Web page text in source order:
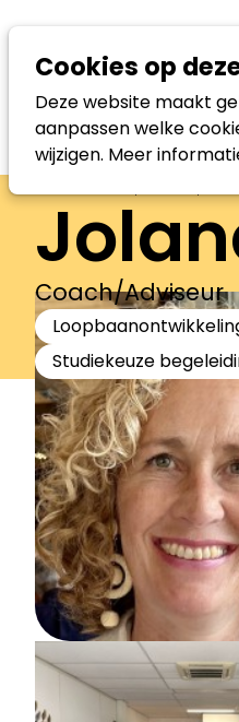
Cookies op
Deze website maakt
aanpassen welke
wijzigen. Meer
Coach/Adviseur
Studiekeuze